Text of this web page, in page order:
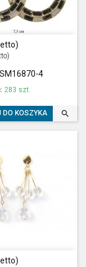
4
283 szt.
DO KOSZYKA 